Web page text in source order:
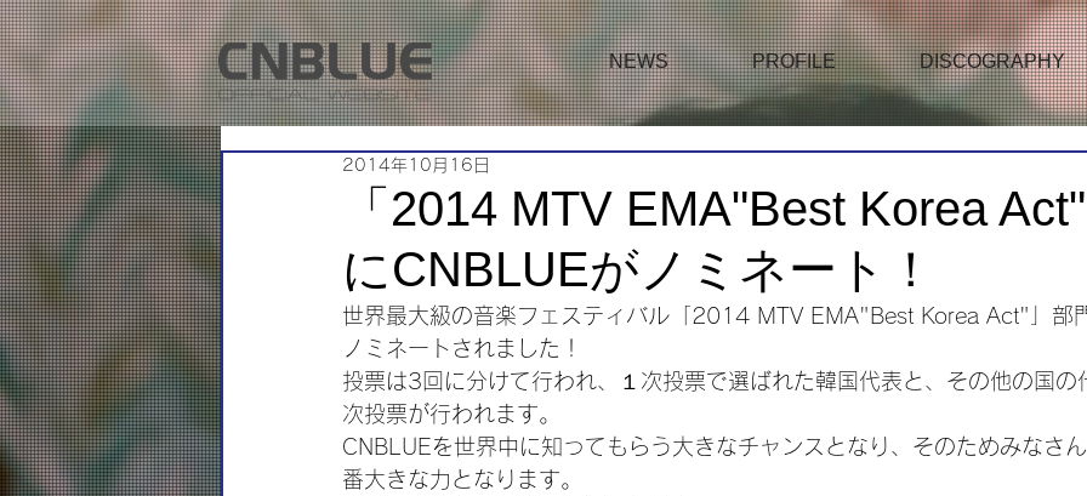
NEWS PROFILE DISCOGRAPHY
「2014 MTV EMA"Best Korea
にCNBLUEがノミネート！
2014年10月16日
世界最大級の音楽フェスティバル「2014 MTV EMA"Best Korea Act"」部
ノミネートされました！
投票は3回に分けて行われ、１次投票で選ばれた韓国代表と、その他の国の
次投票が行われます。
CNBLUEを世界中に知ってもらう大きなチャンスとなり、そのためみなさ
番大きな力となります。